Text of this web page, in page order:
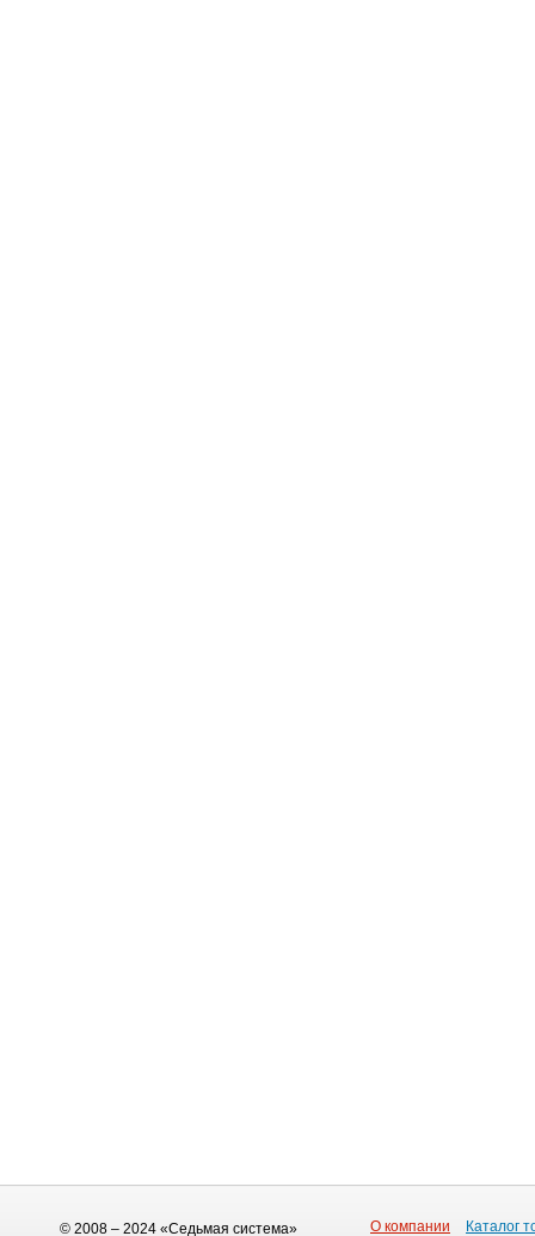
© 2008 – 2024 «Седьмая система» О компании Каталог